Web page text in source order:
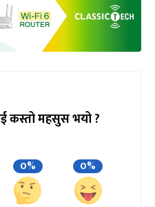
कस्तो महसुस भयो ?
0% 0%